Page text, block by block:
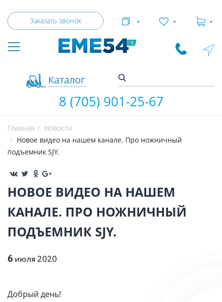
Заказать звонок
Каталог
- - -
8 (705) 901-25-67
Главная
Новости
Новое видео на нашем канале. Про ножничный
подъемник SJY.
НОВОЕ ВИДЕО НА НАШЕМ
КАНАЛЕ. ПРО НОЖНИЧНЫЙ
ПОДЪЕМНИК SJY.
6июля 2020
Добрый день!